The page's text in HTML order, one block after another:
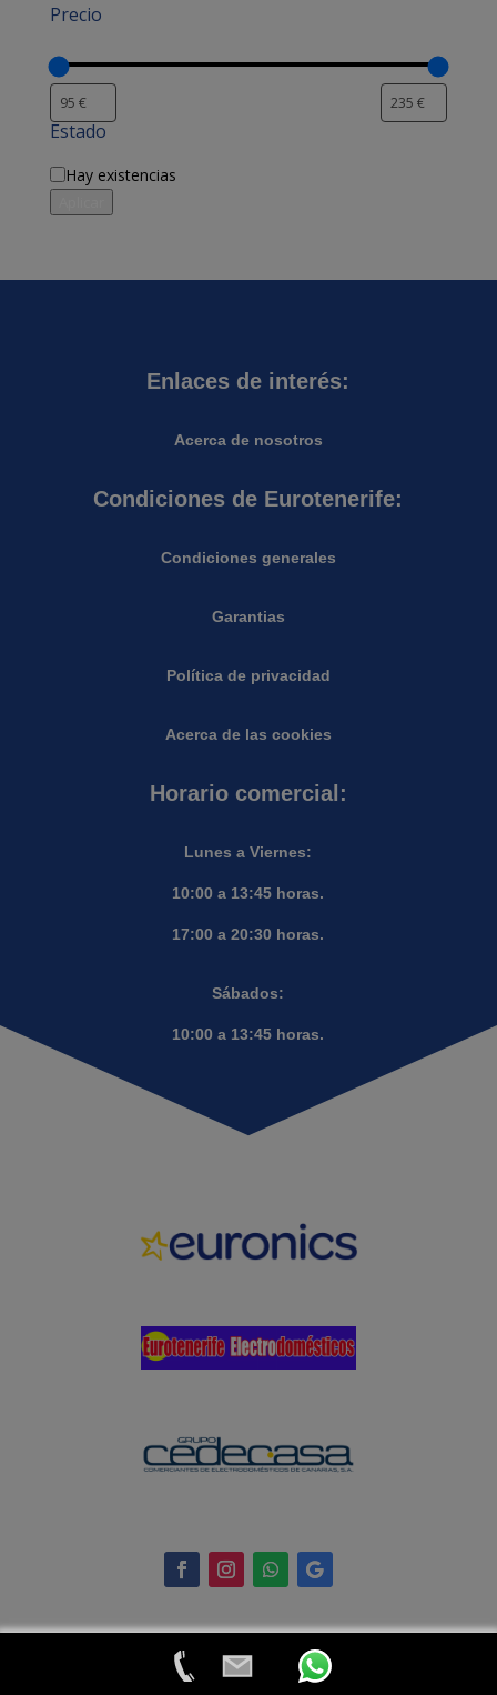
Precio
Estado
Disponibilidad
Hay existencias
Enlaces de interés:
Acerca de nosotros
Condiciones de Eurotenerife:
Condiciones generales
Garantias
Política de privacidad
Acerca de las cookies
Horario comercial:
Lunes a Viernes:
10:00 a 13:45 horas.
17:00 a 20:30 horas.
Sábados:
10:00 a 13:45 horas.